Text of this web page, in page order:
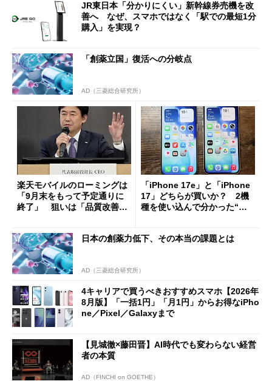
JR東日本「分かりにくい」新幹線券売機を改
善へ なぜ、スマホではなく「駅での最短1分
購入」を実現？
「創薬立国」復活への分岐点
AD（三菱総合研究所）
楽天モバイルのローミングは
「9月末をもって予定通りに
終了」 狙いは「品質改善」
も
「iPhone 17e」と「iPhone
17」どちらが買いか？ 2機
種を使い込んで分かった“ス
日本の創薬力低下、その本当の課題とは
AD（三菱総合研究所）
4キャリアで買うべきおすすめスマホ【2026年
8月版】「一括1円」「月1円」からお得なiPho
ne／Pixel／Galaxyまで
【見城徹×藤田晋】AI時代でも変わらない経営
者の本質
AD（FINCHI on GOETHE）